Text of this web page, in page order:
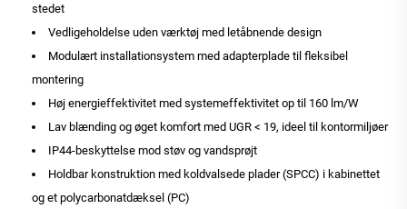
stedet
Vedligeholdelse uden værktøj med letåbnende design
Modulært installationsystem med adapterplade til fleksibel
montering
Høj energieffektivitet med systemeffektivitet op til 160 lm/W
Lav blænding og øget komfort med UGR < 19, ideel til kontormiljøer
IP44-beskyttelse mod støv og vandsprøjt
Holdbar konstruktion med koldvalsede plader (SPCC) i kabinettet
og et polycarbonatdæksel (PC)